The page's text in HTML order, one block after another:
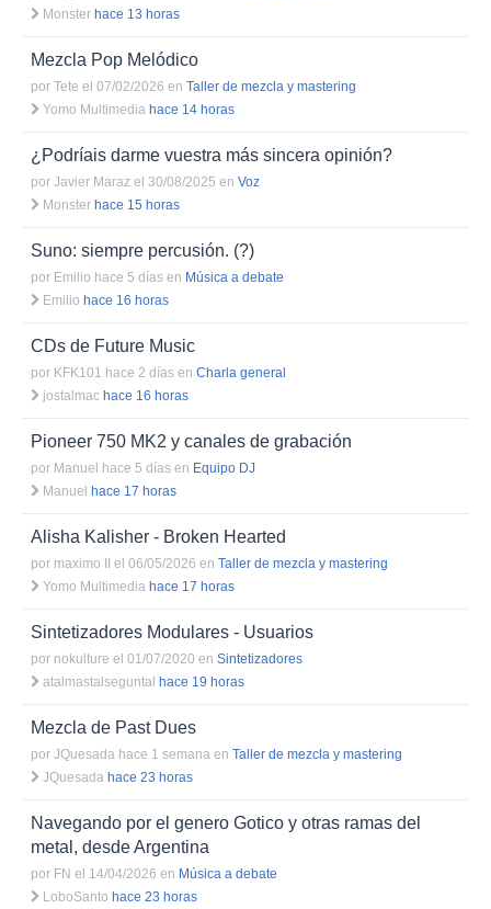
Monster hace 13 horas
Mezcla Pop Melódico
por Tete el 07/02/2026 en Taller de mezcla y mastering
Yomo Multimedia hace 14 horas
¿Podríais darme vuestra más sincera opinión?
por Javier Maraz el 30/08/2025 en Voz
Monster hace 15 horas
Suno: siempre percusión. (?)
por Emilio hace 5 días en Música a debate
Emilio hace 16 horas
CDs de Future Music
por KFK101 hace 2 días en Charla general
jostalmac hace 16 horas
Pioneer 750 MK2 y canales de grabación
por Manuel hace 5 días en Equipo DJ
Manuel
hace 17 horas
Alisha Kalisher - Broken Hearted
por maximo II el 06/05/2026 en Taller de mezcla y mastering
Yomo Multimedia hace 17 horas
Sintetizadores Modulares - Usuarios
por nokulture el 01/07/2020 en Sintetizadores
atalmastalseguntal hace 19 horas
Mezcla de Past Dues
por JQuesada hace 1 semana en Taller de mezcla y mastering
JQuesada hace 23 horas
Navegando por el genero Gotico y otras ramas del
metal, desde Argentina
por FN el 14/04/2026 en Música a debate
LoboSanto hace 23 horas